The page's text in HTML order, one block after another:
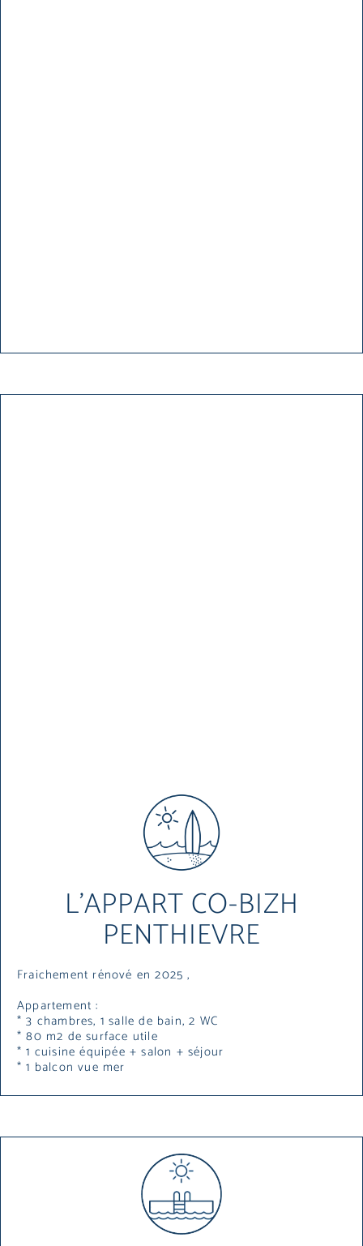
L'APPART CO-BIZH
PENTHIEVRE
Fraichement rénové en 2025 ,
Appartement :
* 3 chambres, 1 salle de bain, 2 WC
* 80 m2 de surface utile
* 1 cuisine équipée + salon + séjour
* 1 balcon vue mer